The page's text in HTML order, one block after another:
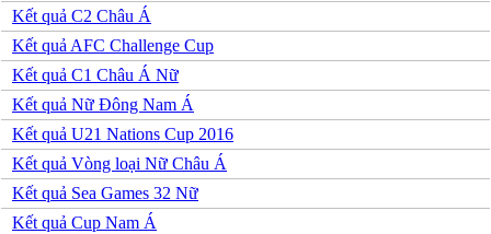
Thụy Sỹ
Wales
Đan Mạch
Đảo Faroe
Hàn Quốc
Kết quả C2 Châu Á
Kết quả AFC Challenge Cup
Kết quả C1 Châu Á Nữ
Kết quả Nữ Đông Nam Á
Kết quả U21 Nations Cup 2016
Kết quả Vòng loại Nữ Châu Á
Kết quả Sea Games 32 Nữ
Kết quả Cup Nam Á